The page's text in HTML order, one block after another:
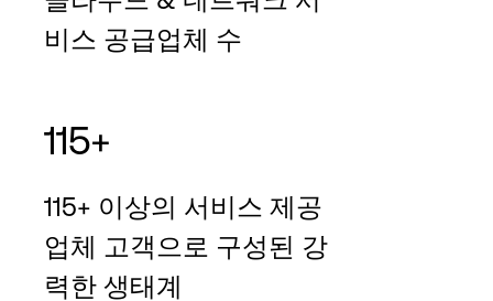
비스 공급업체 수
115+
115+ 이상의 서비스 제공
업체 고객으로 구성된 강
력한 생태계